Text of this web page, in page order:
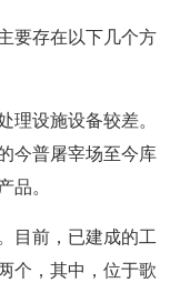
要存在以下几个方
理设施设备较差。
今普屠宰场至今库
品。
目前，已建成的工
个，其中，位于歌